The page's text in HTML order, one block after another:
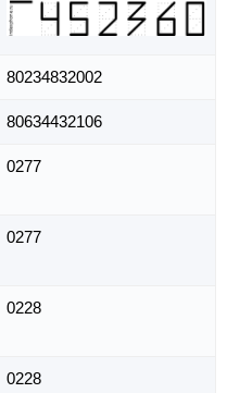
80234832002
80634432106
0277
0277
0228
0228